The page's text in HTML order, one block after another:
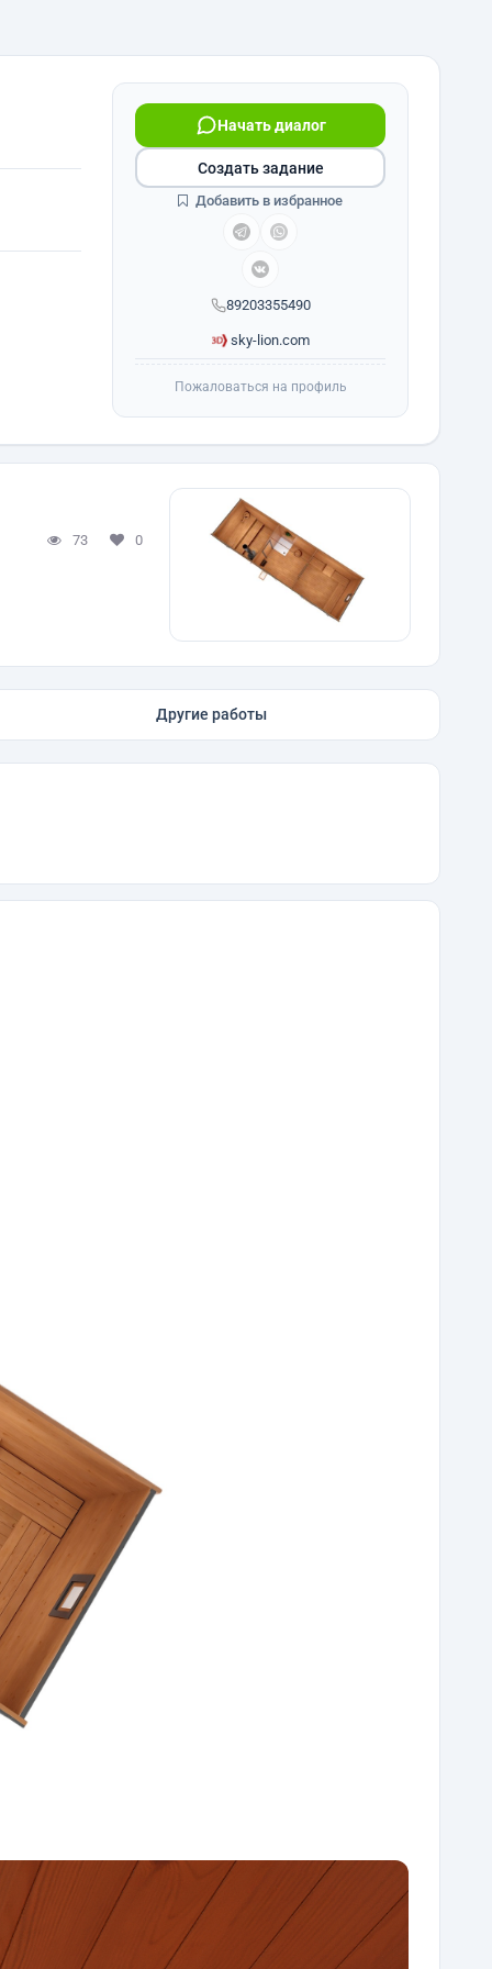
89203355490
Начать диалог
sky-lion.com
Создать задание
Добавить в избранное
Пожаловаться на профиль
73 0
Другие работы